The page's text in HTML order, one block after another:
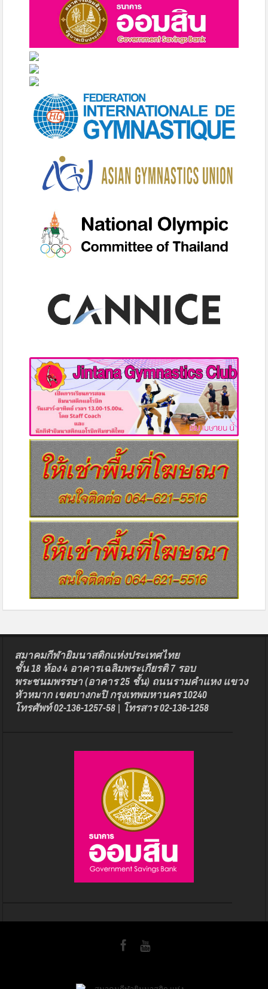
สมาคมกีฬายิมนาสติกแห่งประเทศไทย
ชั้น 18 ห้อง 4 อาคารเฉลิมพระเกียรติ 7 รอบ
พระชนมพรรษา (อาคาร 25 ชั้น) ถนนรามคำแหง แขวง
หัวหมาก เขตบางกะปิ กรุงเทพมหานคร 10240
โทรศัพท์ 02-136-1257-58 | โทรสาร 02-136-1258